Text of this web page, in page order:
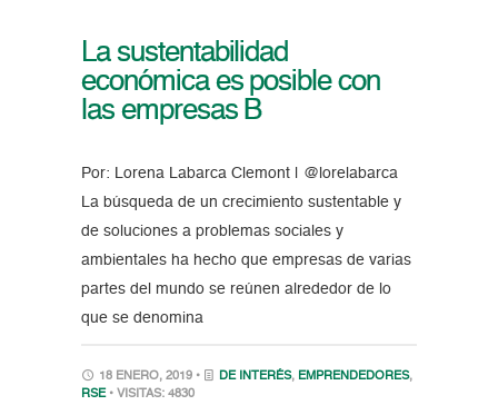
La sustentabilidad
económica es posible con
las empresas B
Por: Lorena Labarca Clemont | @lorelabarca
La búsqueda de un crecimiento sustentable y
de soluciones a problemas sociales y
ambientales ha hecho que empresas de varias
partes del mundo se reúnen alrededor de lo
que se denomina
18 ENERO, 2019 • DE INTERÉS, EMPRENDEDORES,
RSE • VISITAS: 4830